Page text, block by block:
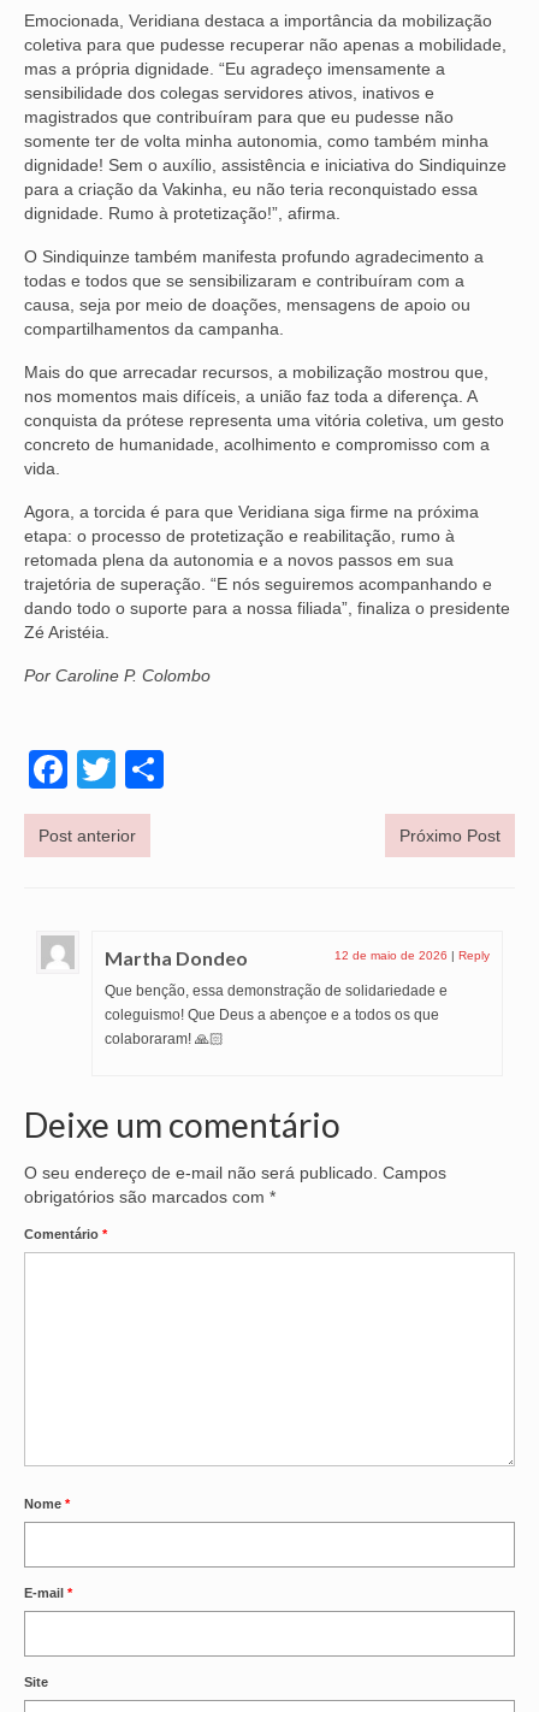
JURÍDICO
NÚCLEOS
APOSENTADOS
AGENTES DE POLÍCIA JUDICIAL
ANALISTAS JUDICIÁRIOS
ACESSIBILIDADE E INCLUSÃO
LGBTQIA+
MULHERES
OFICIAIS DE JUSTIÇA
SOLIDARIEDADE
TÉCNICOS JUDICIÁRIOS
TECNOLOGIA DA INFORMAÇÃO
Emocionada, Veridiana destaca a importância da mobilização
coletiva para que pudesse recuperar não apenas a mobilidade,
mas a própria dignidade. “Eu agradeço imensamente a
sensibilidade dos colegas servidores ativos, inativos e
magistrados que contribuíram para que eu pudesse não
somente ter de volta minha autonomia, como também minha
dignidade! Sem o auxílio, assistência e iniciativa do Sindiquinze
para a criação da Vakinha, eu não teria reconquistado essa
dignidade. Rumo à protetização!”, afirma.
O Sindiquinze também manifesta profundo agradecimento a
todas e todos que se sensibilizaram e contribuíram com a
causa, seja por meio de doações, mensagens de apoio ou
compartilhamentos da campanha.
Mais do que arrecadar recursos, a mobilização mostrou que,
nos momentos mais difíceis, a união faz toda a diferença. A
conquista da prótese representa uma vitória coletiva, um gesto
concreto de humanidade, acolhimento e compromisso com a
vida.
Agora, a torcida é para que Veridiana siga firme na próxima
etapa: o processo de protetização e reabilitação, rumo à
retomada plena da autonomia e a novos passos em sua
trajetória de superação. “E nós seguiremos acompanhando e
dando todo o suporte para a nossa filiada”, finaliza o presidente
Zé Aristéia.
Por Caroline P. Colombo
Facebook
Twitter
Post anterior Próximo Post
Martha Dondeo 12 de maio de 2026 | Reply
Que benção, essa demonstração de solidariedade e
coleguismo! Que Deus a abençoe e a todos os que
colaboraram! 🙏🏻
Deixe um comentário
O seu endereço de e-mail não será publicado. Campos
obrigatórios são marcados com *
Comentário *
Nome *
E-mail *
Site